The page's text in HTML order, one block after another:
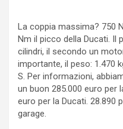
La coppia massima? 750
Nm il picco della Ducati. Il
cilindri, il secondo un
importante, il peso: 1.470
S. Per informazioni,
un buon 285.000 euro per
euro per la Ducati. 28.890
garage.